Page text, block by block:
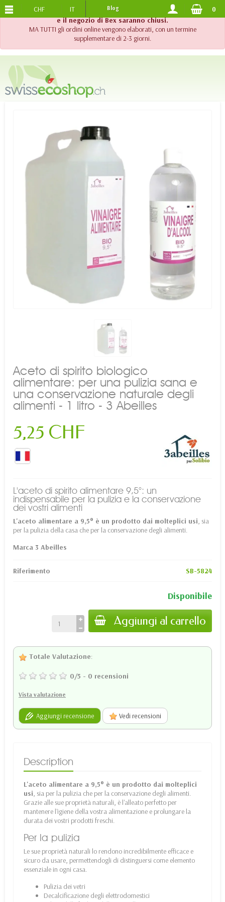
!! Importante !! Fino al 20 agosto 2026, l'assistenza telefonica
e il negozio di Bex saranno chiusi.
MA TUTTI gli ordini online vengono elaborati, con un termine
supplementare di 2-3 giorni.
SPEDIZIONE GRATUITADA 120.-
CHF IT Blog 0
Aceto di spirito biologico
alimentare: per una pulizia sana e
una conservazione naturale degli
alimenti - 1 litro - 3 Abeilles
5,25 CHF
L'aceto di spirito alimentare 9,5°: un
indispensabile per la pulizia e la conservazione
dei vostri alimenti
L'aceto alimentare a 9,5° è un prodotto dai molteplici usi, sia
per la pulizia della casa che per la conservazione degli alimenti.
Marca 3 Abeilles
Riferimento SB-5824
Disponibile
Aggiungi al carrello
Totale Valutazione:
0/5 - 0 recensioni
Vista valutazione
Aggiungi recensione Vedi recensioni
Description
L'aceto alimentare a 9,5° è un prodotto dai molteplici
usi, sia per la pulizia che per la conservazione degli alimenti.
Grazie alle sue proprietà naturali, è l'alleato perfetto per
mantenere l'igiene della vostra alimentazione e prolungare la
durata dei vostri prodotti freschi.
Per la pulizia
Le sue proprietà naturali lo rendono incredibilmente efficace e
sicuro da usare, permettendogli di distinguersi come elemento
essenziale in ogni casa.
Pulizia dei vetri
Decalcificazione degli elettrodomestici